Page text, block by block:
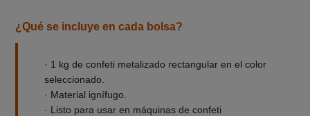
¿Qué se incluye en cada bolsa?
· 1 kg de confeti metalizado rectangular en el color
seleccionado.
· Material ignífugo.
· Listo para usar en máquinas de confeti